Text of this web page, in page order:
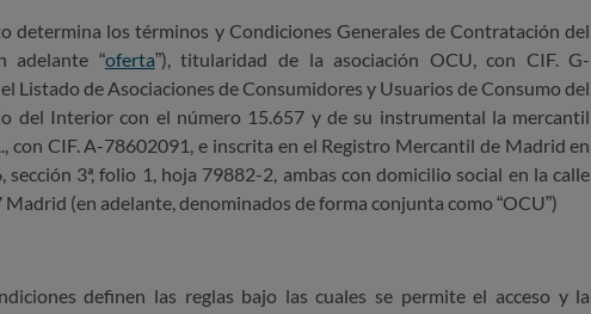
determina los términos y Condiciones Generales de Contratación del
adelante “oferta”), titularidad de la asociación OCU, con CIF. G-
Listado de Asociaciones de Consumidores y Usuarios de Consumo del
del Interior con el número 15.657 y de su instrumental la mercantil
con CIF. A-78602091, e inscrita en el Registro Mercantil de Madrid en
sección 3ª, folio 1, hoja 79882-2, ambas con domicilio social en la calle
(en adelante, denominados de forma conjunta como “OCU”)
definen las reglas bajo las cuales se permite el acceso y la